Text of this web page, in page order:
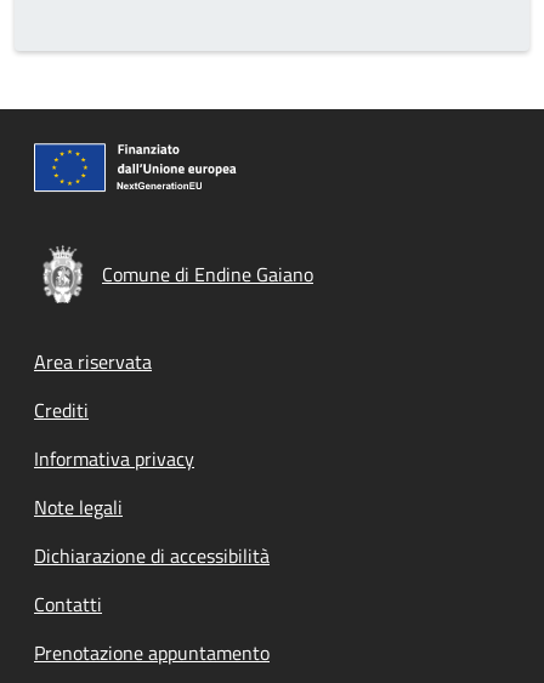
Comune di Endine Gaiano
Footer menu
Area riservata
Crediti
Informativa privacy
Note legali
Dichiarazione di accessibilità
Contatti
Prenotazione appuntamento